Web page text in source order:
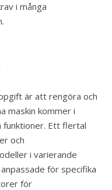
i många
är att rengöra och
maskin kommer i
funktioner. Ett flertal
och
i varierande
för specifika
för